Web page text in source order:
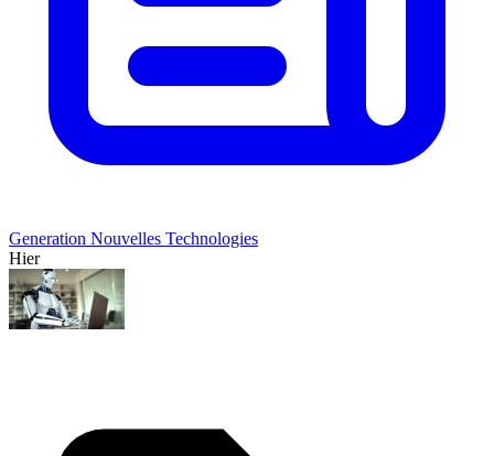
Generation Nouvelles Technologies
Hier